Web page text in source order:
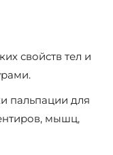
свойств тел и
пальпации для
мышц,